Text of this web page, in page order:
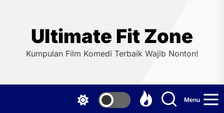
Ultimate Fit Zone
Kumpulan Film Komedi Terbaik Wajib Nonton!
Menu